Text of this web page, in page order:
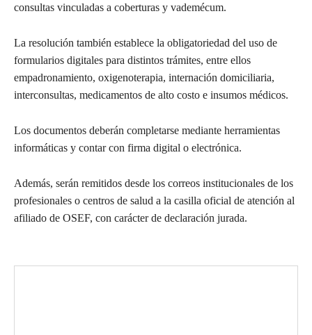
consultas vinculadas a coberturas y vademécum.
La resolución también establece la obligatoriedad del uso de
formularios digitales para distintos trámites, entre ellos
empadronamiento, oxigenoterapia, internación domiciliaria,
interconsultas, medicamentos de alto costo e insumos médicos.
Los documentos deberán completarse mediante herramientas
informáticas y contar con firma digital o electrónica.
Además, serán remitidos desde los correos institucionales de los
profesionales o centros de salud a la casilla oficial de atención al
afiliado de OSEF, con carácter de declaración jurada.